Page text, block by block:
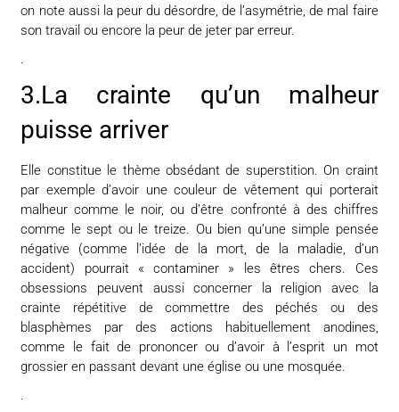
on note aussi la peur du désordre, de l’asymétrie, de mal faire
son travail ou encore la peur de jeter par erreur.
.
3.La crainte qu’un malheur
puisse arriver
Elle constitue le thème obsédant de superstition. On craint
par exemple d’avoir une couleur de vêtement qui porterait
malheur comme le noir, ou d’être confronté à des chiffres
comme le sept ou le treize. Ou bien qu’une simple pensée
négative (comme l’idée de la mort, de la maladie, d’un
accident) pourrait « contaminer » les êtres chers. Ces
obsessions peuvent aussi concerner la religion avec la
crainte répétitive de commettre des péchés ou des
blasphèmes par des actions habituellement anodines,
comme le fait de prononcer ou d’avoir à l’esprit un mot
grossier en passant devant une église ou une mosquée.
.